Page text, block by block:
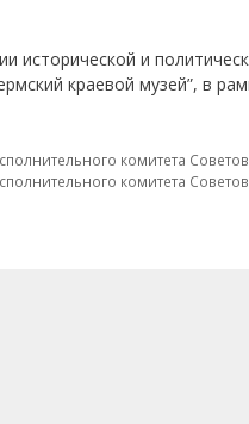
исторической и
краевой музей”, в
комитета
комитета